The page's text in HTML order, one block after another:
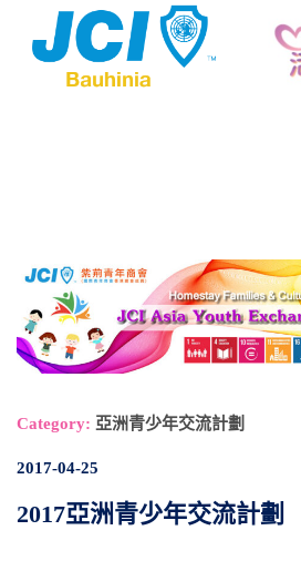
Category: 亞洲青少年交流計劃
2017-04-25
2017亞洲青少年交流計劃